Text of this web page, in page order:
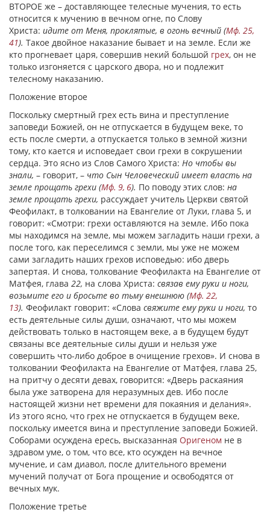
ВТОРОЕ же – доставляющее телесные мучения, то есть
относится к мучению в вечном огне, по Слову
Христа: идите от Меня, проклятые, в огонь вечный (Мф. 25,
41). Такое двойное наказание бывает и на земле. Если же
кто прогневает царя, совершив некий большой грех, он не
только изгоняется с царского двора, но и подлежит
телесному наказанию.
Положение второе
Поскольку смертный грех есть вина и преступление
заповеди Божией, он не отпускается в будущем веке, то
есть после смерти, а отпускается только в земной жизни
тому, кто кается и исповедает свои грехи в сокрушении
сердца. Это ясно из Слов Самого Христа: Но чтобы вы
знали, – говорит, – что Сын Человеческий имеет власть на
земле прощать грехи (Мф. 9, 6). По поводу этих слов: на
земле прощать грехи, рассуждает учитель Церкви святой
Феофилакт, в толковании на Евангелие от Луки, глава 5, и
говорит: «Смотри: грехи оставляются на земле. Ибо пока
мы находимся на земле, мы можем загладить наши грехи, а
после того, как переселимся с земли, мы уже не можем
сами загладить наших грехов исповедью: ибо дверь
запертая. И снова, толкование Феофилакта на Евангелие от
Матфея, глава 22, на слова Христа: связав ему руки и ноги,
возьмите его и бросьте во тьму внешнюю (Мф. 22,
13). Феофилакт говорит: «Слова свяжите ему руки и ноги, то
есть деятельные силы души, означают, что мы можем
действовать только в настоящем веке, а в будущем будут
связаны все деятельные силы души и нельзя уже
совершить что-либо доброе в очищение грехов». И снова в
толковании Феофилакта на Евангелие от Матфея, глава 25,
на притчу о десяти девах, говорится: «Дверь раскаяния
была уже затворена для неразумных дев. Ибо после
настоящей жизни нет времени для покаяния и делания».
Из этого ясно, что грех не отпускается в будущем веке,
поскольку имеется вина и преступление заповеди Божией.
Соборами осуждена ересь, высказанная Оригеном не в
здравом уме, о том, что все, кто осужден на вечное
мучение, и сам диавол, после длительного времени
мучений получат от Бога прощение и освободятся от
вечных мук.
Положение третье